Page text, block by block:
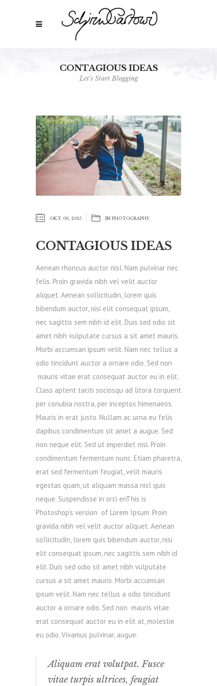
CONTAGIOUS IDEAS
Let's Start Blogging
OKT. 06, 2015 IN PHOTOGRAPHY
CONTAGIOUS IDEAS
Aenean rhoncus auctor nisl. Nam pulvinar nec
felis. Proin gravida nibh vel velit auctor
aliquet. Aenean sollicitudin, lorem quis
bibendum auctor, nisi elit consequat ipsum,
nec sagittis sem nibh id elit. Duis sed odio sit
amet nibh vulputate cursus a sit amet mauris.
Morbi accumsan ipsum velit. Nam nec tellus a
odio tincidunt auctor a ornare odio. Sed non
mauris vitae erat consequat auctor eu in elit.
Class aptent taciti sociosqu ad litora torquent
per conubia nostra, per inceptos himenaeos.
Mauris in erat justo. Nullam ac urna eu felis
dapibus condimentum sit amet a augue. Sed
non neque elit. Sed ut imperdiet nisi. Proin
condimentum fermentum nunc. Etiam pharetra,
erat sed fermentum feugiat, velit mauris
egestas quam, ut aliquam massa nisl quis
neque. Suspendisse in orci enThis is
Photoshop’s version of Lorem Ipsum. Proin
gravida nibh vel velit auctor aliquet. Aenean
sollicitudin, lorem quis bibendum auctor, nisi
elit consequat ipsum, nec sagittis sem nibh id
elit. Duis sed odio sit amet nibh vulputate
cursus a sit amet mauris. Morbi accumsan
ipsum velit. Nam nec tellus a odio tincidunt
auctor a ornare odio. Sed non mauris vitae
erat consequat auctor eu in elit at, molestie
eu odio. Vivamus pulvinar, augue.
Aliquam erat volutpat. Fusce
vitae turpis ultrices, feugiat